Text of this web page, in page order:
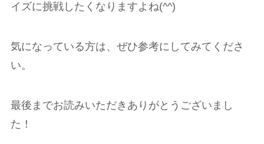
イズに挑戦したくなりますよね(^^)
気になっている方は、ぜひ参考にしてみてくださ
い。
最後までお読みいただきありがとうございまし
た！